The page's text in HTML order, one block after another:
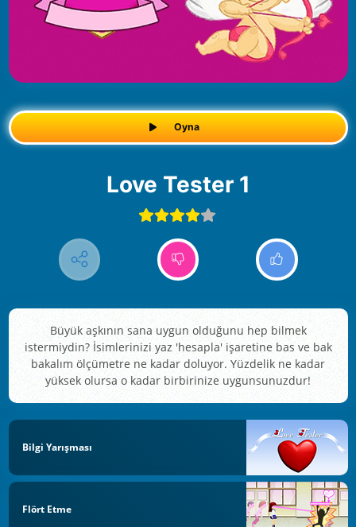
Oyna
Love Tester 1
Büyük aşkının sana uygun olduğunu hep bilmek
istermiydin? İsimlerinizi yaz 'hesapla' işaretine bas ve bak
bakalım ölçümetre ne kadar doluyor. Yüzdelik ne kadar
yüksek olursa o kadar birbirinize uygunsunuzdur!
Bilgi Yarışması
Flört Etme